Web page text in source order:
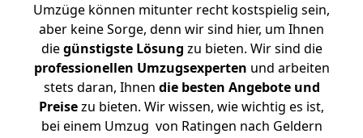
Umzüge können mitunter recht kostspielig sein,
aber keine Sorge, denn wir sind hier, um Ihnen
diegünstigste Lösung zu bieten. Wir sind die
professionellen Umzugsexperten und arbeiten
stets daran, Ihnen die besten Angebote und
Preisezu bieten. Wir wissen, wie wichtig es ist,
bei einem Umzug von Ratingen nach Geldern